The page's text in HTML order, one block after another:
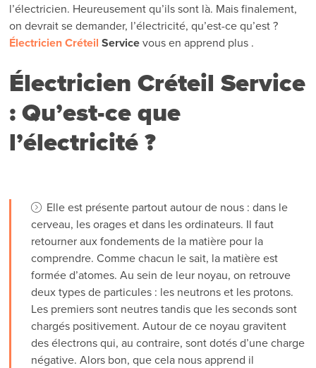
l’électricien. Heureusement qu’ils sont là. Mais finalement,
on devrait se demander, l’électricité, qu’est-ce qu’est ?
Électricien Créteil Service vous en apprend plus .
Électricien Créteil Service
: Qu’est-ce que
l’électricité ?
Elle est présente partout autour de nous : dans le
cerveau, les orages et dans les ordinateurs. Il faut
retourner aux fondements de la matière pour la
comprendre. Comme chacun le sait, la matière est
formée d’atomes. Au sein de leur noyau, on retrouve
deux types de particules : les neutrons et les protons.
Les premiers sont neutres tandis que les seconds sont
chargés positivement. Autour de ce noyau gravitent
des électrons qui, au contraire, sont dotés d’une charge
négative. Alors bon, que cela nous apprend il